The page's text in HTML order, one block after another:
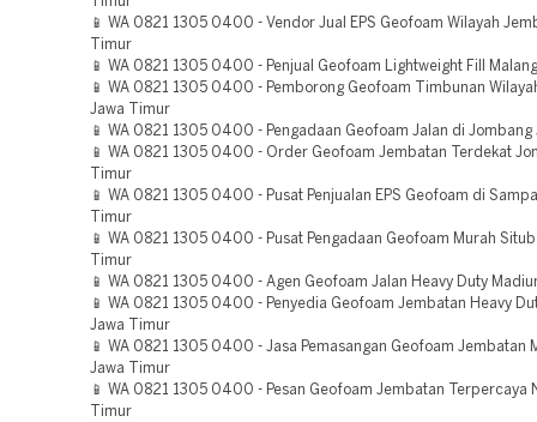
📱 WA 0821 1305 0400 - Vendor Jual EPS Geofoam Wilayah
Timur
📱 WA 0821 1305 0400 - Penjual Geofoam Lightweight Fill
📱 WA 0821 1305 0400 - Pemborong Geofoam Timbunan
Jawa Timur
📱 WA 0821 1305 0400 - Pengadaan Geofoam Jalan di Jombang
📱 WA 0821 1305 0400 - Order Geofoam Jembatan Terdekat
Timur
📱 WA 0821 1305 0400 - Pusat Penjualan EPS Geofoam di
Timur
📱 WA 0821 1305 0400 - Pusat Pengadaan Geofoam Murah
Timur
📱 WA 0821 1305 0400 - Agen Geofoam Jalan Heavy Duty
📱 WA 0821 1305 0400 - Penyedia Geofoam Jembatan Heavy
Jawa Timur
📱 WA 0821 1305 0400 - Jasa Pemasangan Geofoam Jembatan
Jawa Timur
📱 WA 0821 1305 0400 - Pesan Geofoam Jembatan Terpercaya
Timur